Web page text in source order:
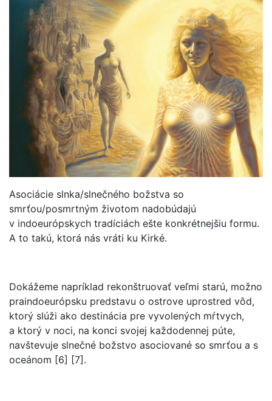
Asociácie slnka/slnečného božstva so
smrťou/posmrtným životom nadobúdajú
v indoeurópskych tradíciách ešte konkrétnejšiu formu.
A to takú, ktorá nás vráti ku Kirké.
Dokážeme napríklad rekonštruovať veľmi starú, možno
praindoeurópsku predstavu o ostrove uprostred vôd,
ktorý slúži ako destinácia pre vyvolených mŕtvych,
a ktorý v noci, na konci svojej každodennej púte,
navštevuje slnečné božstvo asociované so smrťou a s
oceánom [6] [7].